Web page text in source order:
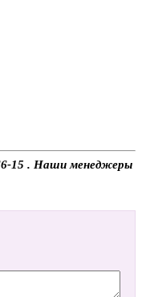
15 . Наши менеджеры